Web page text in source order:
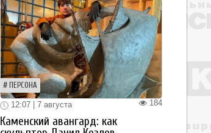
ПЕРСОНА
184
12:07 | 7 августа
Каменский авангард: как